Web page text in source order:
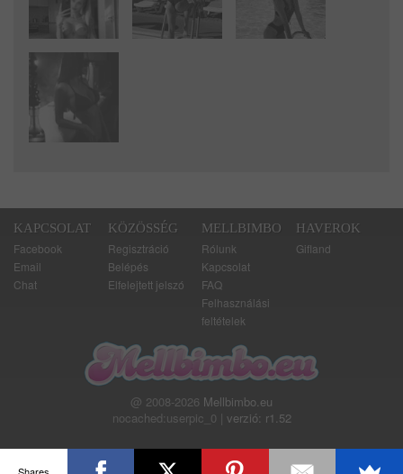
KAPCSOLAT
Facebook
Email
Chat
KÖZÖSSÉG
Regisztráció
Belépés
Elfelejtett jelszó
MELLBIMBO
Rólunk
Kapcsolat
FAQ
Felhasználási
feltételek
HAVEROK
Gifland
@ 2008-2026 Mellbimbo.eu
nocached:userpic_0 | verzió: r1.52
Shares